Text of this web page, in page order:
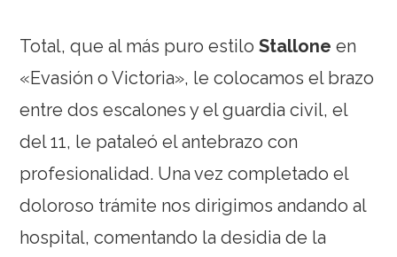
Total, que al más puro estiloStalloneen
«Evasión o Victoria», le colocamos el brazo
entre dos escalones y el guardia civil, el
del 11, le pataleó el antebrazo con
profesionalidad. Una vez completado el
doloroso trámite nos dirigimos andando al
hospital, comentando la desidia de la